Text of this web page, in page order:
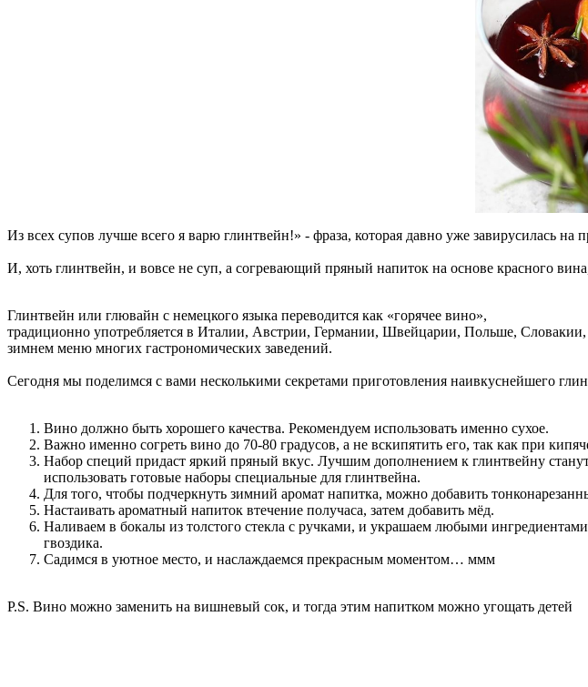
Из всех супов лучше всего я варю глинтвейн!» - фраза, которая давно уже завирусилась на
И, хоть глинтвейн, и вовсе не суп, а согревающий пряный напиток на основе красного
Глинтвейн или глювайн с немецкого языка переводится как «горячее вино»,
традиционно употребляется в Италии, Австрии, Германии, Швейцарии, Польше,
зимнем меню многих гастрономических заведений.
Сегодня мы поделимся с вами несколькими секретами приготовления наивкуснейшего
Вино должно быть хорошего качества. Рекомендуем использовать именно сухое.
Важно именно согреть вино до 70-80 градусов, а не вскипятить его, так как при
Набор специй придаст яркий пряный вкус. Лучшим дополнением к глинтвейну
использовать готовые наборы специальные для глинтвейна.
Для того, чтобы подчеркнуть зимний аромат напитка, можно добавить
Настаивать ароматный напиток втечение получаса, затем добавить мёд.
Наливаем в бокалы из толстого стекла с ручками, и украшаем любыми
гвоздика.
Садимся в уютное место, и наслаждаемся прекрасным моментом… ммм
P.S. Вино можно заменить на вишневый сок, и тогда этим напитком можно угощать детей